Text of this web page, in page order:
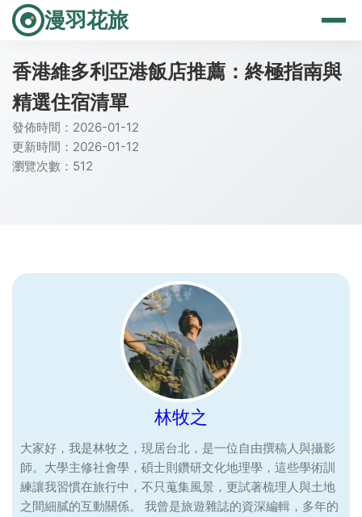
漫羽花旅
香港維多利亞港飯店推薦：終極指南與
精選住宿清單
發佈時間：2026-01-12
更新時間：2026-01-12
瀏覽次數：512
林牧之
大家好，我是林牧之，現居台北，是一位自由撰稿人與攝影
師。大學主修社會學，碩士則鑽研文化地理學，這些學術訓
練讓我習慣在旅行中，不只蒐集風景，更試著梳理人與土地
之間細膩的互動關係。 我曾是旅遊雜誌的資深編輯，多年的